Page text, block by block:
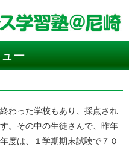
ー
わった学校もあり、採点され
。その中の生徒さんで、昨年
度は、１学期期末試験で７０